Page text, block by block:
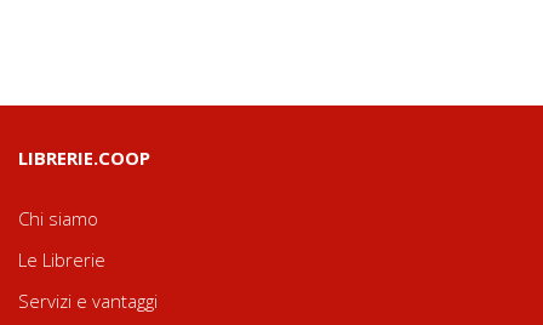
LIBRERIE.COOP
Chi siamo
Le Librerie
Servizi e vantaggi